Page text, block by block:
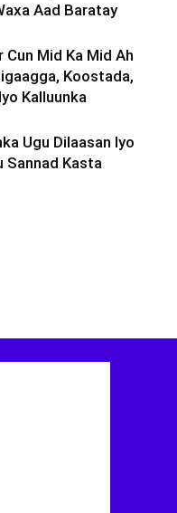
Aad Baratay
Mid Ka Mid Ah
Koostada,
Kalluunka
Ugu Dilaasan Iyo
Sannad Kasta